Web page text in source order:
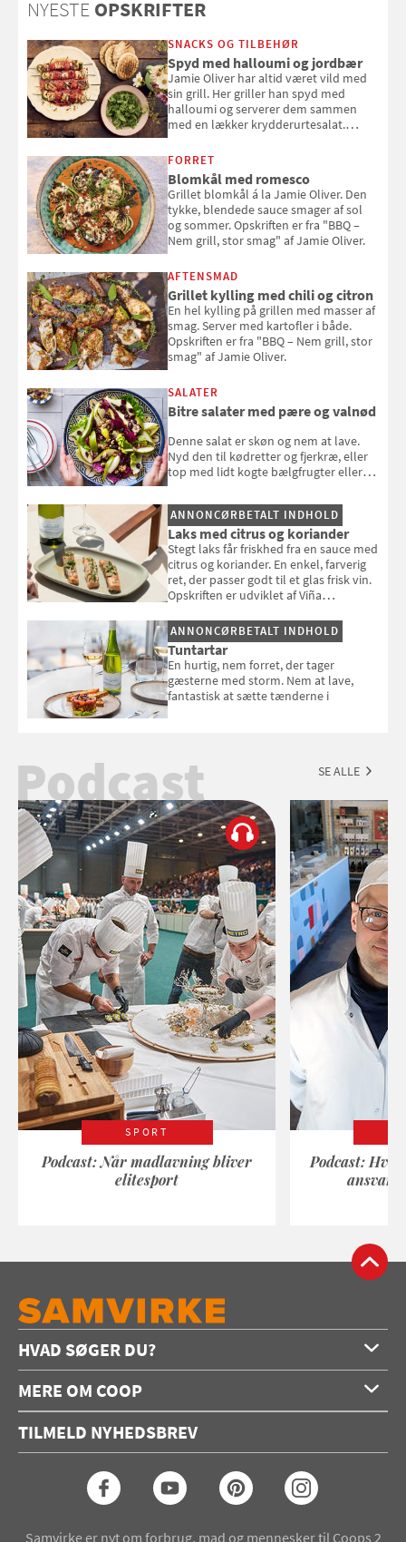
NYESTE OPSKRIFTER
SNACKS OG TILBEHØR
Spyd med halloumi og jordbær
Jamie Oliver har altid været vild med
sin grill. Her griller han spyd med
halloumi og serverer dem sammen
med en lækker krydderurtesalat.
smag" af Jamie Oliver.
FORRET
Blomkål med romesco
Grillet blomkål á la Jamie Oliver. Den
tykke, blendede sauce smager af sol
og sommer. Opskriften er fra "BBQ –
Nem grill, stor smag" af Jamie Oliver.
AFTENSMAD
Grillet kylling med chili og citron
En hel kylling på grillen med masser af
smag. Server med kartofler i både.
Opskriften er fra "BBQ – Nem grill, stor
smag" af Jamie Oliver.
SALATER
Bitre salater med pære og valnød
Denne salat er skøn og nem at lave.
Nyd den til kødretter og fjerkræ, eller
top med lidt kogte bælgfrugter eller
selvstændigt måltid. Opskriften er fra
Louisa Lorangs kogebog "Salat".
ANNONCØRBETALT INDHOLD
Laks med citrus og koriander
Stegt laks får friskhed fra en sauce med
citrus og koriander. En enkel, farverig
ret, der passer godt til et glas frisk vin.
Opskriften er udviklet af Viña
ANNONCØRBETALT INDHOLD
Tuntartar
En hurtig, nem forret, der tager
gæsterne med storm. Nem at lave,
fantastisk at sætte tænderne i
Podcast SE ALLE
SPORT
Podcast: Når madlavning bliver
elitesport
Podcast:
HVAD SØGER DU?
Forside
Opskrifter
Konkurrencer
MERE OM COOP
Annoncering
Coop medlem
TILMELD NYHEDSBREV
Samvirke er nyt om forbrug, mad og mennesker til Coops 2